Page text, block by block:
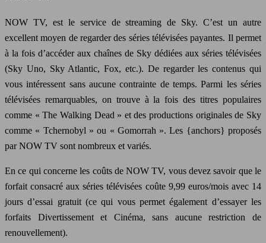
NOW TV, est le service de streaming de Sky. C’est un autre
excellent moyen de regarder des séries télévisées payantes. Il permet
à la fois d’accéder aux chaînes de Sky dédiées aux séries télévisées
(Sky Uno, Sky Atlantic, Fox, etc.). De regarder les contenus qui
vous intéressent sans aucune contrainte de temps. Parmi les séries
télévisées remarquables, on trouve à la fois des titres populaires
comme « The Walking Dead » et des productions originales de Sky
comme « Tchernobyl » ou « Gomorrah ». Les {anchors} proposés
par NOW TV sont nombreux et variés.
En ce qui concerne les coûts de NOW TV, vous devez savoir que le
forfait consacré aux séries télévisées coûte 9,99 euros/mois avec 14
jours d’essai gratuit (ce qui vous permet également d’essayer les
forfaits Divertissement et Cinéma, sans aucune restriction de
renouvellement).